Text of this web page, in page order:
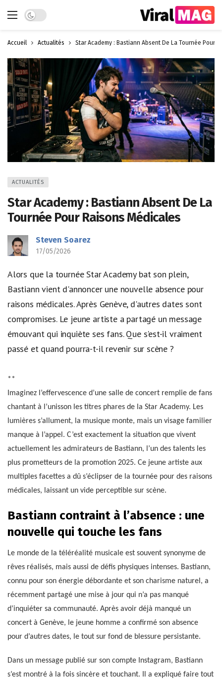
Dark mode
Accueil Actualités Star Academy : Bastiann Absent De La Tournée Pour
ACTUALITÉS
Star Academy : Bastiann Absent De La
Tournée Pour Raisons Médicales
Steven Soarez
17/05/2026
Alors que la tournée Star Academy bat son plein,
Bastiann vient d'annoncer une nouvelle absence pour
raisons médicales. Après Genève, d'autres dates sont
compromises. Le jeune artiste a partagé un message
émouvant qui inquiète ses fans. Que s'est-il vraiment
passé et quand pourra-t-il revenir sur scène ?
**
Imaginez l’effervescence d’une salle de concert remplie de fans
chantant à l’unisson les titres phares de la Star Academy. Les
lumières s’allument, la musique monte, mais un visage familier
manque à l’appel. C’est exactement la situation que vivent
actuellement les admirateurs de Bastiann, l’un des talents les
plus prometteurs de la promotion 2025. Ce jeune artiste aux
multiples facettes a dû s’éclipser de la tournée pour des raisons
médicales, laissant un vide perceptible sur scène.
Bastiann contraint à l’absence : une
nouvelle qui touche les fans
Le monde de la téléréalité musicale est souvent synonyme de
rêves réalisés, mais aussi de défis physiques intenses. Bastiann,
connu pour son énergie débordante et son charisme naturel, a
récemment partagé une mise à jour qui n’a pas manqué
d’inquiéter sa communauté. Après avoir déjà manqué un
concert à Genève, le jeune homme a confirmé son absence
pour d’autres dates, le tout sur fond de blessure persistante.
Dans un message publié sur son compte Instagram, Bastiann
s’est montré à la fois sincère et touchant. Il a expliqué faire tout